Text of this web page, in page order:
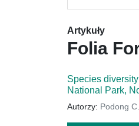
Artykuły
Folia
Species
National Park,
Autorzy: Podong C.